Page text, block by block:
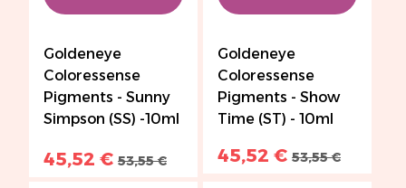
Goldeneye
Coloressense
Pigments - Sunny
Simpson (SS) -10ml
45,52 € 53,55 €
Goldeneye
Coloressense
Pigments - Show
Time (ST) - 10ml
45,52 € 53,55 €